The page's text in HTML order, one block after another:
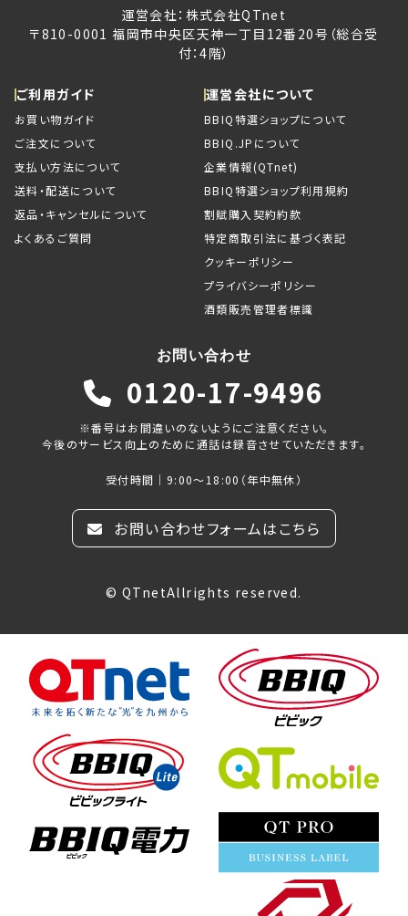
運営会社：株式会社QTnet
〒810-0001 福岡市中央区天神一丁目12番20号（総合受
付：4階）
ご利用ガイド
お買い物ガイド
ご注文について
支払い方法について
送料・配送について
返品・キャンセルについて
よくあるご質問
運営会社について
BBIQ特選ショップについて
BBIQ.JPについて
企業情報(QTnet)
BBIQ特選ショップ利用規約
割賦購入契約約款
特定商取引法に基づく表記
クッキーポリシー
プライバシーポリシー
酒類販売管理者標識
お問い合わせ
0120-17-9496
※番号はお間違いのないようにご注意ください。
今後のサービス向上のために通話は録音させていただきます。
受付時間｜9:00～18:00（年中無休）
お問い合わせフォームはこちら
© QTnetAllrights reserved.